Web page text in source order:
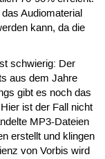
Audiomaterial
kann, da die
schwierig: Der
aus dem Jahre
gibt es noch das
ist der Fall nicht
MP3-Dateien
erstellt und klingen
von Vorbis wird